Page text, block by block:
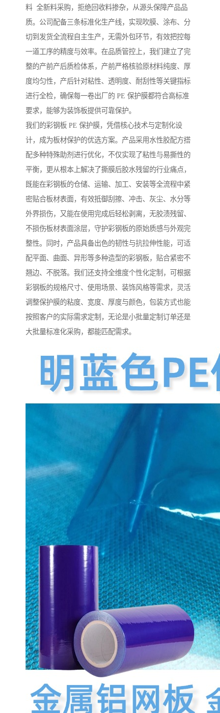
料 全新料采购，拒绝回收料掺杂，从源头保障产品品
质。公司配备三条标准化生产线，实现吹膜、涂布、分
切到发货全流程自主生产，无需外包环节，有效把控每
一道工序的精度与效率。在品质管控上，我们建立了完
整的产前产后质检体系，产前严格核验原材料纯度、厚
度均匀性，产后针对粘性、透明度、耐刮性等关键指标
进行全检，确保每一卷出厂的 PE 保护膜都符合高标准
要求，能够为装饰板提供可靠保护。
我们的彩钢板 PE 保护膜，凭借核心技术与定制化设
计，成为板材保护的优选方案。产品采用水性胶配方搭
配多种特殊助剂进行优化，不仅实现了粘性与易撕性的
平衡，更从根本上解决了撕膜后胶水残留的行业痛点，
既能在彩钢板的仓储、运输、加工、安装等全流程中紧
密贴合板材表面，有效抵御刮擦、冲击、灰尘、水分等
外界损伤，又能在使用完成后轻松剥离，无胶渍残留、
不损伤板材表面涂层，守护彩钢板的原始质感与外观完
整性。同时，产品具备出色的韧性与抗拉伸性能，可适
配平面、曲面、异形等多种造型的彩钢板，贴合紧密不
翘边、不脱落。我们还支持全维度个性化定制，可根据
彩钢板的规格尺寸、使用场景、装饰风格等需求，灵活
调整保护膜的粘度、宽度、厚度与颜色，包装方式也能
按照客户的实际需求定制，无论是小批量定制订单还是
大批量标准化采购，都能匹配需求。